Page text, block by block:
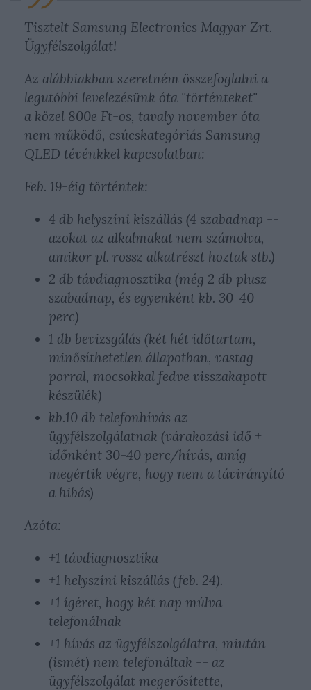
Tisztelt Samsung Electronics Magyar Zrt.
Ügyfélszolgálat!
Az alábbiakban szeretném összefoglalni a
legutóbbi levelezésünk óta "történteket"
a közel 800e Ft-os, tavaly november óta
nem működő, csúcskategóriás Samsung
QLED tévénkkel kapcsolatban:
Feb. 19-éig történtek:
4 db helyszíni kiszállás (4 szabadnap --
azokat az alkalmakat nem számolva,
amikor pl. rossz alkatrészt hoztak stb.)
2 db távdiagnosztika (még 2 db plusz
szabadnap, és egyenként kb. 30-40
perc)
1 db bevizsgálás (két hét időtartam,
minősíthetetlen állapotban, vastag
porral, mocsokkal fedve visszakapott
készülék)
kb.10 db telefonhívás az
ügyfélszolgálatnak (várakozási idő +
időnként 30-40 perc/hívás, amíg
megértik végre, hogy nem a távirányító
a hibás)
Azóta:
+1 távdiagnosztika
+1 helyszíni kiszállás (feb. 24).
+1 ígéret, hogy két nap múlva
telefonálnak
+1 hívás az ügyfélszolgálatra, miután
(ismét) nem telefonáltak -- az
ügyfélszolgálat megerősítette,